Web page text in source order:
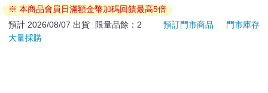
鮮食品）
依消費者要求所為之客製化給付。（客製化商品）
報紙、期刊或雜誌。（含MOOK、外文雜誌）
※ 本商品會員日滿額金幣加碼回饋最高5倍
預計 2026/08/07 出貨
限量品餘：2 預訂門市商品
門市庫存
大量採購